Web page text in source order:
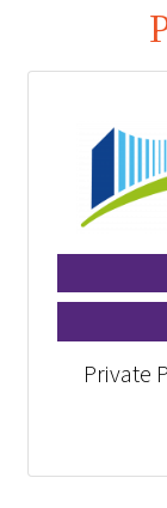
Private